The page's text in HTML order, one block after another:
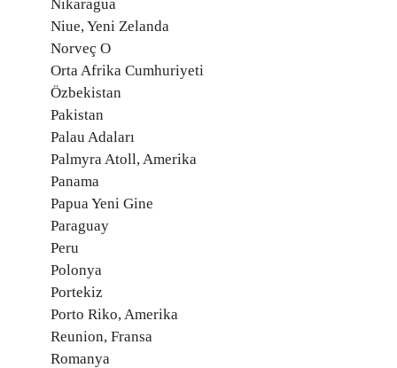
Nikaragua
Niue, Yeni Zelanda
Norveç O
Orta Afrika Cumhuriyeti
Özbekistan
Pakistan
Palau Adaları
Palmyra Atoll, Amerika
Panama
Papua Yeni Gine
Paraguay
Peru
Polonya
Portekiz
Porto Riko, Amerika
Reunion, Fransa
Romanya